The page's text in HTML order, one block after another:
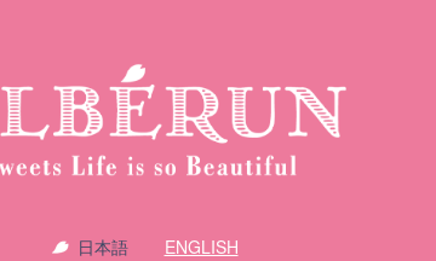
日本語 ENGLISH